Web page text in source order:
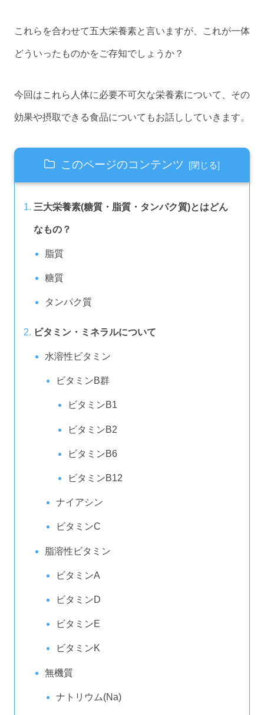
これらを合わせて五大栄養素と言いますが、これが一体
どういったものかをご存知でしょうか？
今回はこれら人体に必要不可欠な栄養素について、その
効果や摂取できる食品についてもお話ししていきます。
このページのコンテンツ
三大栄養素(糖質・脂質・タンパク質)とはどん
なもの？
脂質
糖質
タンパク質
ビタミン・ミネラルについて
水溶性ビタミン
ビタミンB群
ビタミンB1
ビタミンB2
ビタミンB6
ビタミンB12
ナイアシン
ビタミンC
脂溶性ビタミン
ビタミンA
ビタミンD
ビタミンE
ビタミンK
無機質
ナトリウム(Na)